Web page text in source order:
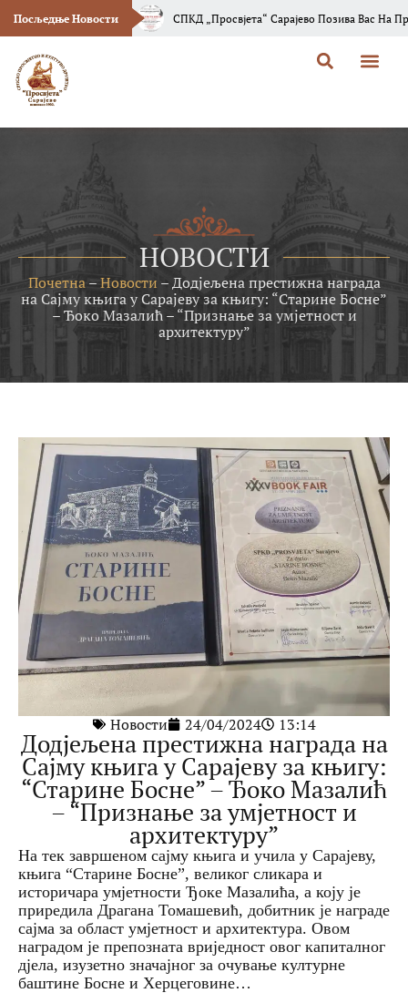
Посљедње Новости
Вила“ СПКД „Просвјета“ Сарајево Позива Вас На Промоцију Новог
НОВОСТИ
Почетна–Новости –Додјељена престижна награда
на Сајму књига у Сарајеву за књигу: “Старине Босне”
– Ђоко Мазалић – “Признање за умјетност и
архитектуру”
Новости 24/04/2024 13:14
Додјељена престижна награда на
Сајму књига у Сарајеву за књигу:
“Старине Босне” – Ђоко Мазалић
– “Признање за умјетност и
архитектуру”
На тек завршеном сајму књига и учила у Сарајеву,
књига “Старине Босне”, великог сликара и
историчара умјетности Ђоке Мазалића, а коју је
приредила Драгана Томашевић, добитник је награде
сајма за област умјетност и архитектура. Овом
наградом је препозната вриједност овог капиталног
дјела, изузетно значајног за очување културне
баштине Босне и Херцеговине…